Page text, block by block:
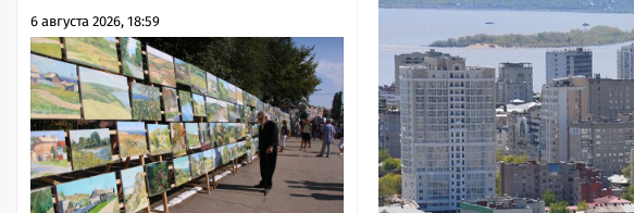
6 августа 2026, 18:59